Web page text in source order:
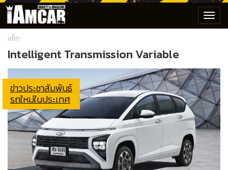
แท็ก:
Intelligent Transmission Variable
ข่าวประชาสัมพันธ์
รถใหม่ในประเทศ